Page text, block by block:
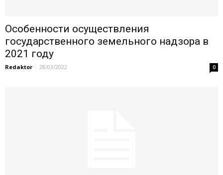
Особенности осуществления
государственного земельного надзора в
2021 году
Redaktor - 28/03/2022 0